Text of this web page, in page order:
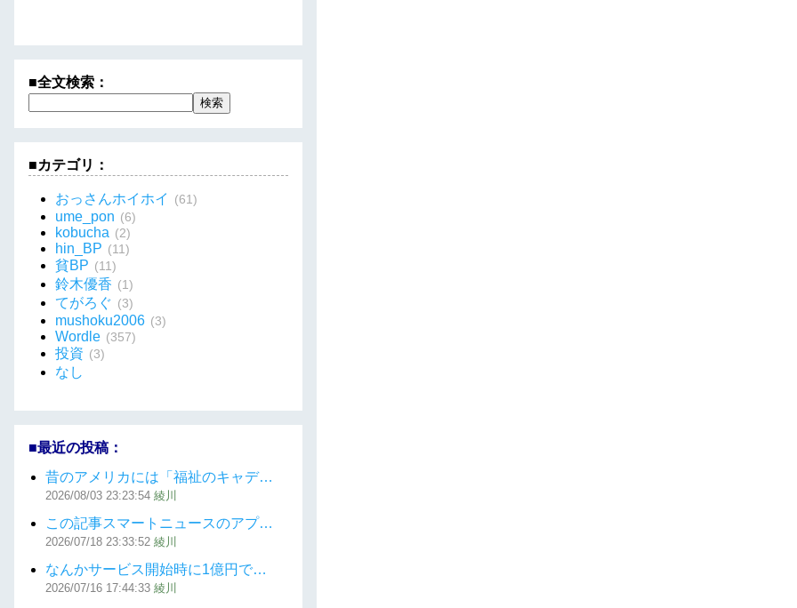
■全文検索：
■カテゴリ：
おっさんホイホイ (61)
ume_pon (6)
kobucha (2)
hin_BP (11)
貧BP (11)
鈴木優香 (1)
てがろぐ (3)
mushoku2006 (3)
Wordle (357)
投資 (3)
なし
■最近の投稿：
昔のアメリカには「福祉のキャデ…
2026/08/03 23:23:54 綾川
この記事スマートニュースのアプ…
2026/07/18 23:33:52 綾川
なんかサービス開始時に1億円で…
2026/07/16 17:44:33 綾川